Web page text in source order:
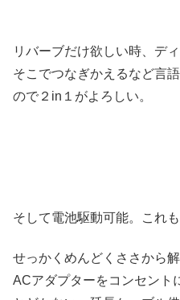
リバーブだけ欲しい時、デ
そこでつなぎかえるなど言
ので２in１がよろしい。
そして電池駆動可能。これも
せっかくめんどくささから
ACアダプターをコンセント